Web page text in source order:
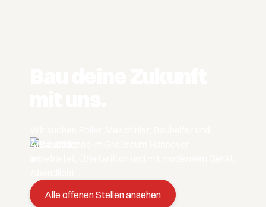
Auszubildende im Großraum Hannover —
Alle offenen Stellen ansehen